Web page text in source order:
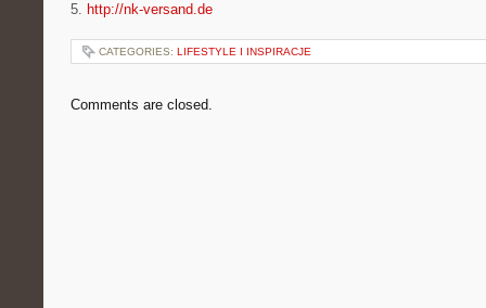
5. http://nk-versand.de
CATEGORIES: LIFESTYLE I INSPIRACJE
Comments are closed.